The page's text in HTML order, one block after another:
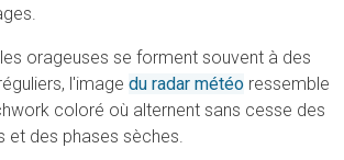
orageuses se forment souvent à des
l'image du radar météo ressemble
coloré où alternent sans cesse des
et des phases sèches.